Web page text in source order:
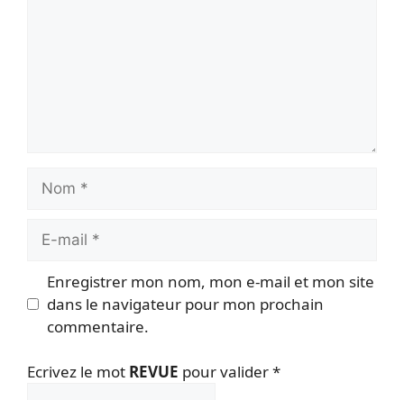
mail
Enregistrer mon nom, mon e-mail et mon site
dans le navigateur pour mon prochain
commentaire.
Ecrivez le mot REVUE pour valider*